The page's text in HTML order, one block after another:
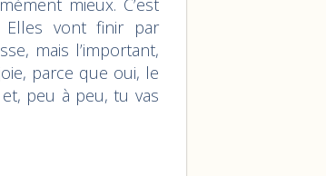
Elles vont finir par
mais l’important,
parce que oui, le
peu à peu, tu vas